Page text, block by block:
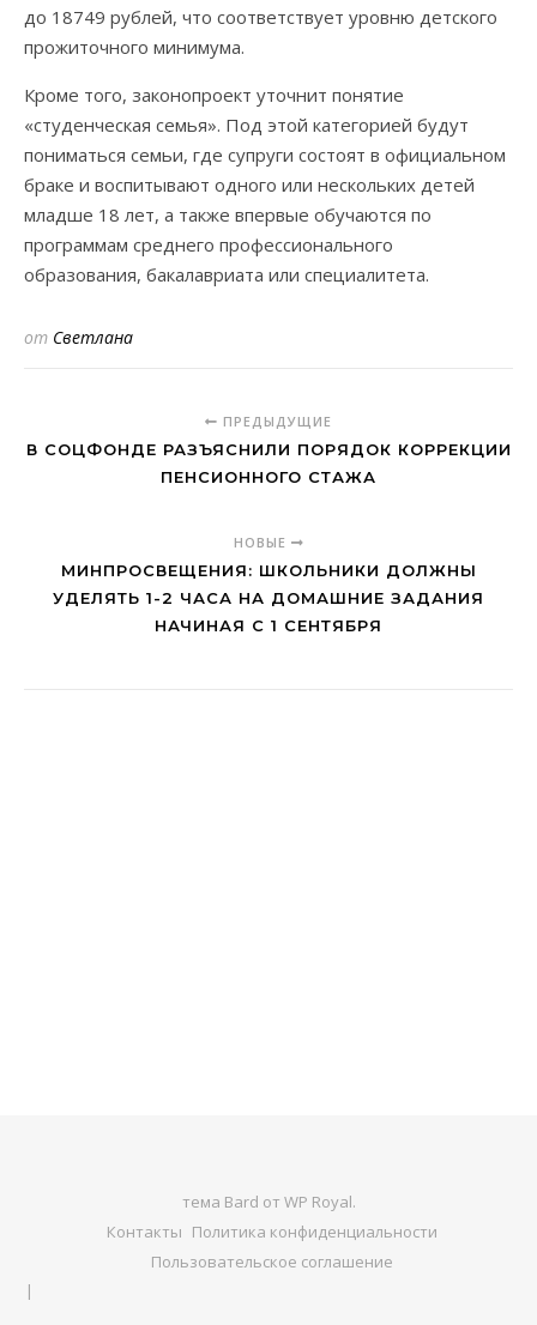
до 18749 рублей, что соответствует уровню детского
прожиточного минимума.
Кроме того, законопроект уточнит понятие
«студенческая семья». Под этой категорией будут
пониматься семьи, где супруги состоят в официальном
браке и воспитывают одного или нескольких детей
младше 18 лет, а также впервые обучаются по
программам среднего профессионального
образования, бакалавриата или специалитета.
от Светлана
ПРЕДЫДУЩИЕ
В СОЦФОНДЕ РАЗЪЯСНИЛИ ПОРЯДОК КОРРЕКЦИИ
ПЕНСИОННОГО СТАЖА
НОВЫЕ
МИНПРОСВЕЩЕНИЯ: ШКОЛЬНИКИ ДОЛЖНЫ
УДЕЛЯТЬ 1-2 ЧАСА НА ДОМАШНИЕ ЗАДАНИЯ
НАЧИНАЯ С 1 СЕНТЯБРЯ
тема Bard от WP Royal.
Контакты Политика конфиденциальности
Пользовательское соглашение